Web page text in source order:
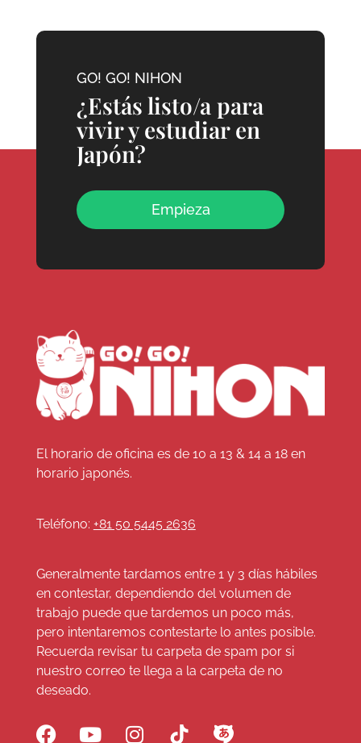
GO! GO! NIHON
¿Estás listo/a para
vivir y estudiar en
Japón?
Empieza
El horario de oficina es de 10 a 13 & 14 a 18 en
horario japonés.
Teléfono: +81 50 5445 2636
Generalmente tardamos entre 1 y 3 días hábiles
en contestar, dependiendo del volumen de
trabajo puede que tardemos un poco más,
pero intentaremos contestarte lo antes posible.
Recuerda revisar tu carpeta de spam por si
nuestro correo te llega a la carpeta de no
deseado.